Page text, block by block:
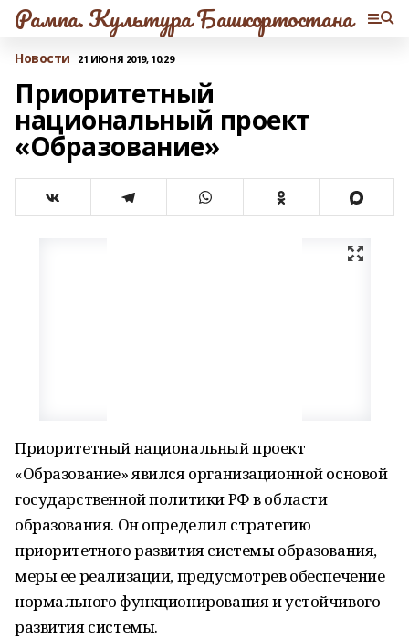
Рампа. Культура Башкортостана
Новости 21 ИЮНЯ 2019, 10:29
Приоритетный
национальный проект
«Образование»
Приоритетный национальный проект
«Образование» явился организационной основой
государственной политики РФ в области
образования. Он определил стратегию
приоритетного развития системы образования,
меры ее реализации, предусмотрев обеспечение
нормального функционирования и устойчивого
развития системы.